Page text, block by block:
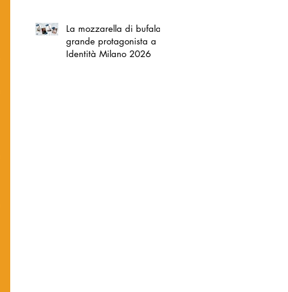
La mozzarella di bufala
grande protagonista a
Identità Milano 2026